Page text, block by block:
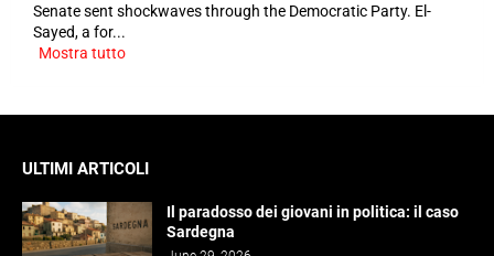
Senate sent shockwaves through the Democratic Party. El-
Sayed, a for...
Mostra tutto
ULTIMI ARTICOLI
Il paradosso dei giovani in politica: il caso
Sardegna